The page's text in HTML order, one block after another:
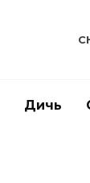
Дичь